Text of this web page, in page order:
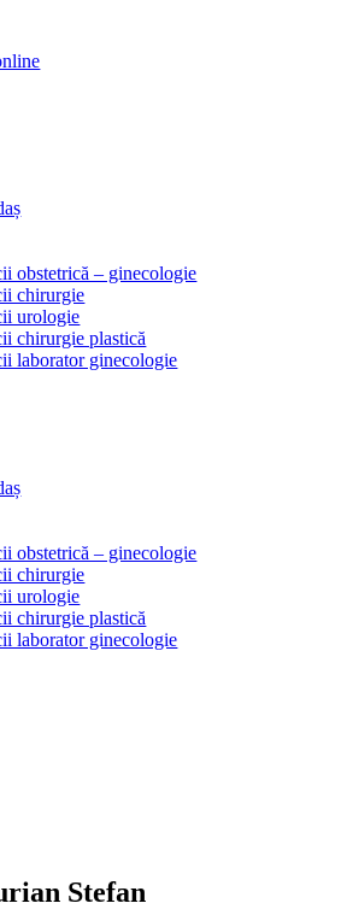
obstetrică – ginecologie
chirurgie
urologie
chirurgie plastică
laborator ginecologie
obstetrică – ginecologie
chirurgie
urologie
chirurgie plastică
laborator ginecologie
Stefan